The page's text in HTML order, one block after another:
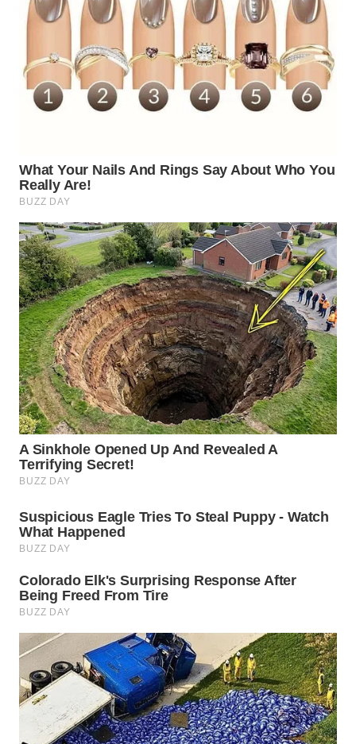
WN
TINGGI
WN
PAKPAK
KARAWANG
BEKASI
WN
BOGOR
WN
DEPOK
WN
TAPANULI
UTARA
WN
SAMOSIR
WN
PADANG
WN
SUMEDANG
WN
CIANJUR
WN
KEPULAUAN